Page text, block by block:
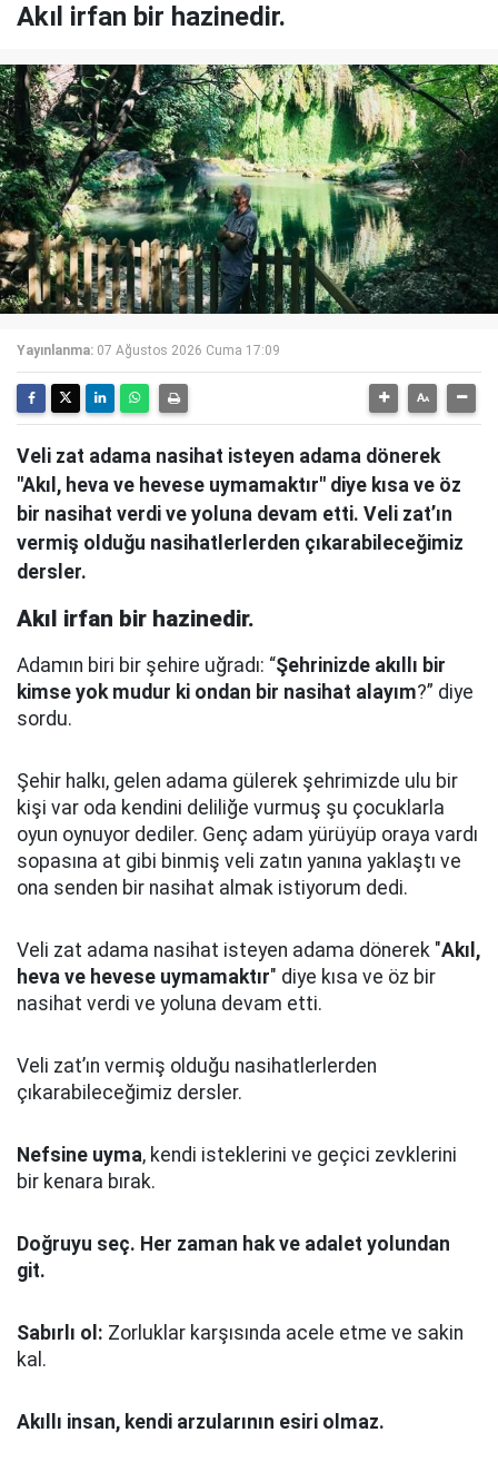
Akıl irfan bir hazinedir.
Yayınlanma: 07 Ağustos 2026 Cuma 17:09
Veli zat adama nasihat isteyen adama dönerek
"Akıl, heva ve hevese uymamaktır" diye kısa ve öz
bir nasihat verdi ve yoluna devam etti. Veli zat’ın
vermiş olduğu nasihatlerlerden çıkarabileceğimiz
dersler.
Akıl irfan bir hazinedir.
Adamın biri bir şehire uğradı: “Şehrinizde akıllı bir
kimse yok mudur ki ondan bir nasihat alayım?” diye
sordu.
Şehir halkı, gelen adama gülerek şehrimizde ulu bir
kişi var oda kendini deliliğe vurmuş şu çocuklarla
oyun oynuyor dediler. Genç adam yürüyüp oraya vardı
sopasına at gibi binmiş veli zatın yanına yaklaştı ve
ona senden bir nasihat almak istiyorum dedi.
Veli zat adama nasihat isteyen adama dönerek "Akıl,
heva ve hevese uymamaktır" diye kısa ve öz bir
nasihat verdi ve yoluna devam etti.
Veli zat’ın vermiş olduğu nasihatlerlerden
çıkarabileceğimiz dersler.
Nefsine uyma, kendi isteklerini ve geçici zevklerini
bir kenara bırak.
Doğruyu seç. Her zaman hak ve adalet yolundan
git.
Sabırlı ol: Zorluklar karşısında acele etme ve sakin
kal.
Akıllı insan, kendi arzularının esiri olmaz.